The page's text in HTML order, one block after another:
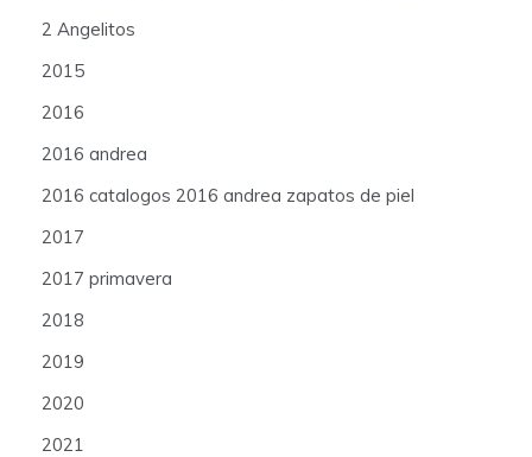
2 Angelitos
2015
2016
2016 andrea
2016 catalogos 2016 andrea zapatos de piel
2017
2017 primavera
2018
2019
2020
2021